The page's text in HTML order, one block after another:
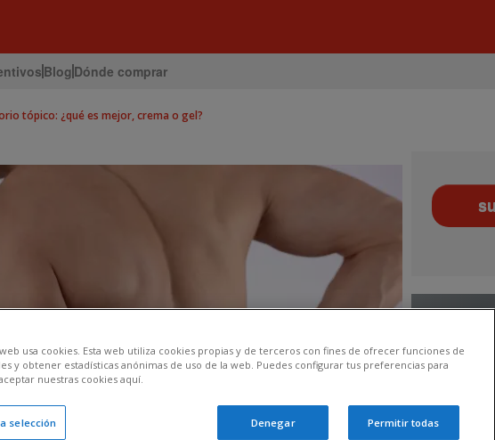
Blog Dónde comprar
tópico: ¿qué es mejor, crema o gel?
Calmatel
formato
Principio
de uso
local del
en
12 años y
web usa cookies. Esta web utiliza cookies propias y de terceros con fines de ofrecer funciones de
y obtener estadísticas anónimas de uso de la web. Puedes configurar tus preferencias para
nuestras cookies aquí.
selección Denegar Permitir todas